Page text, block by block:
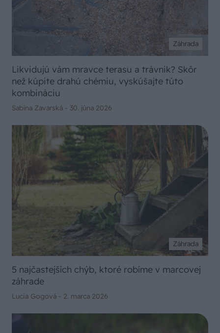
Záhrada
Likvidujú vám mravce terasu a trávnik? Skôr
než kúpite drahú chémiu, vyskúšajte túto
kombináciu
Sabína Zavarská - 30. júna 2026
Záhrada
5 najčastejších chýb, ktoré robíme v marcovej
záhrade
Lucia Gogová - 2. marca 2026